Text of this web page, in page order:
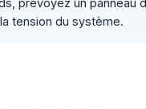
tension du système.